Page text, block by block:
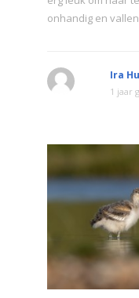
onhandig en
Ira
1 jaar